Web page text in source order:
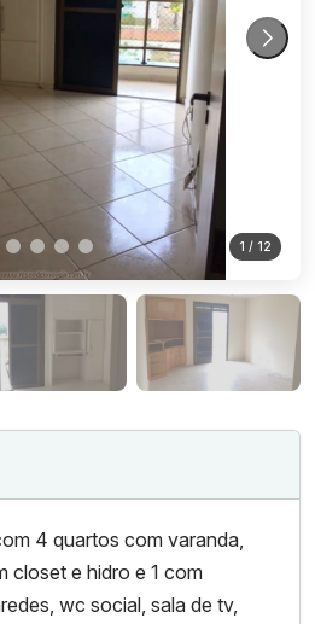
1 / 12
4 quartos com varanda,
closet e hidro e 1 com
wc social, sala de tv,